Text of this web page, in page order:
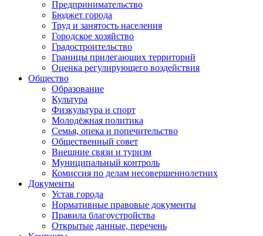
Предпринимательство
Бюджет города
Труд и занятость населения
Городское хозяйство
Градостроительство
Границы прилегающих территорий
Оценка регулирующего воздействия
Общество
Образование
Культура
Физкультура и спорт
Молодёжная политика
Семья, опека и попечительство
Общественный совет
Внешние связи и туризм
Муниципальный контроль
Комиссия по делам несовершеннолетних
Документы
Устав города
Нормативные правовые документы
Правила благоустройства
Открытые данные, перечень